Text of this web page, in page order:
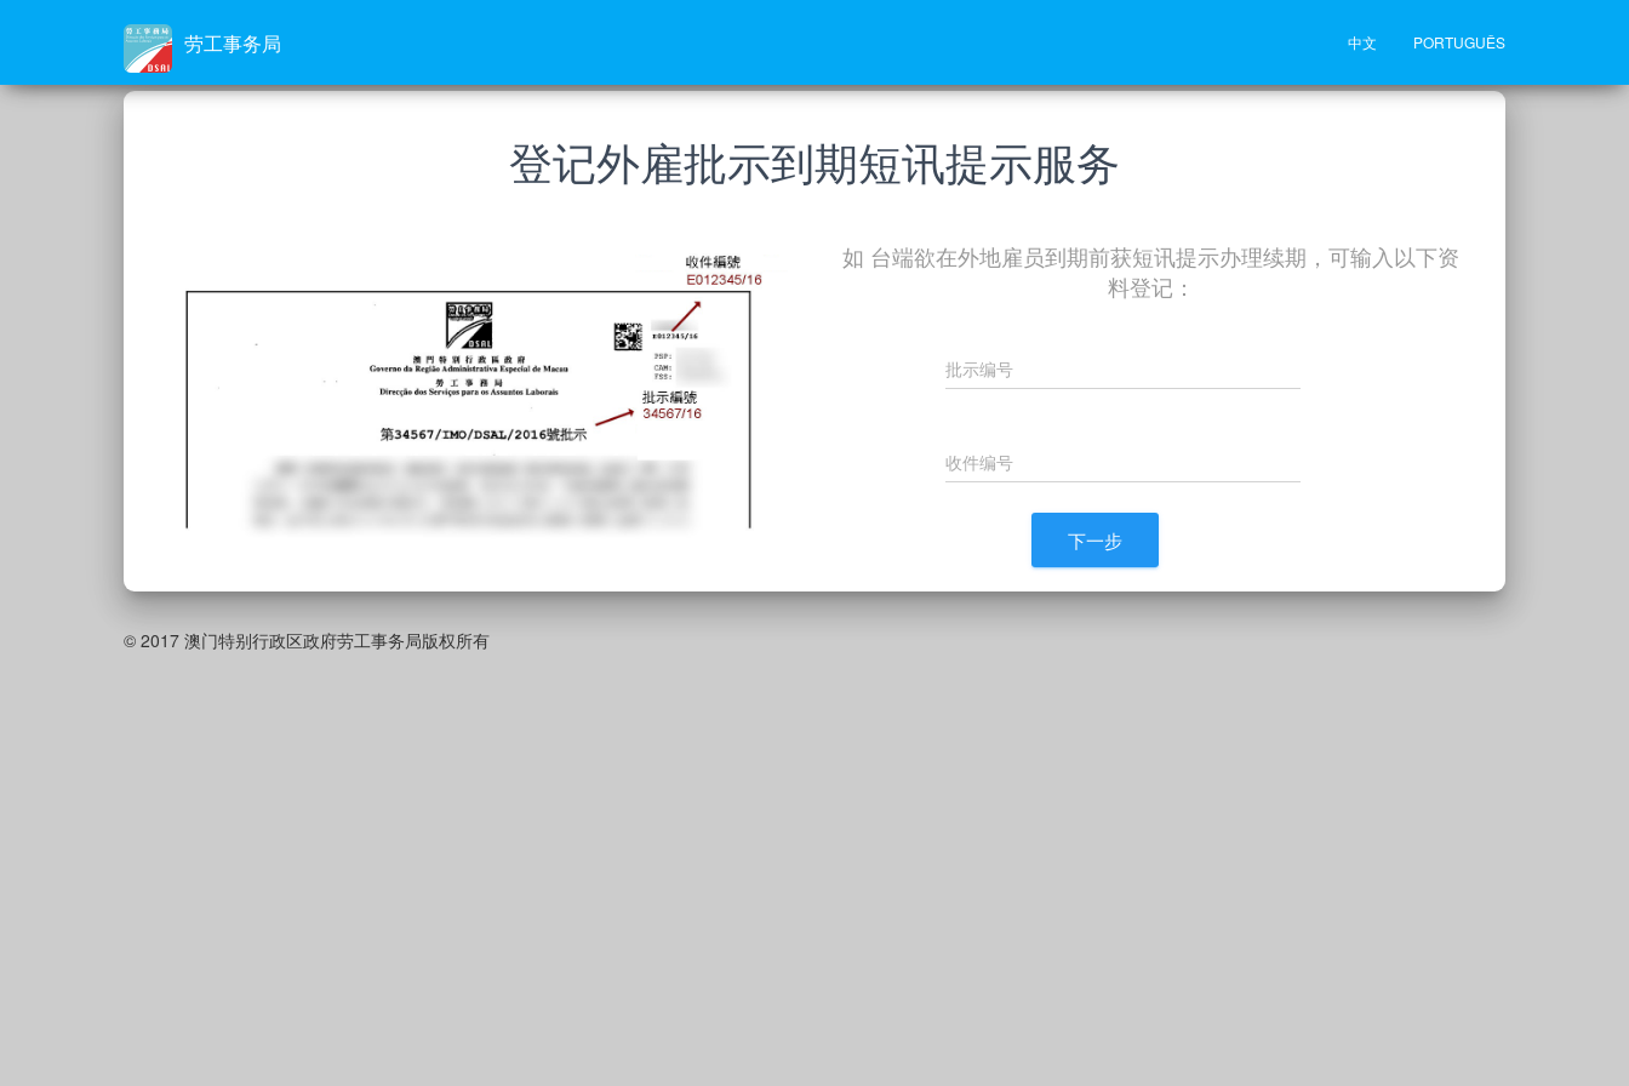
劳工事务局 中文 PORTUGUÊS
登记外雇批示到期短讯提示服务
如 台端欲在外地雇员到期前获短讯提示办理续期，可输入以下资
料登记：
批示编号
收件编号
下一步
© 2017 澳门特别行政区政府劳工事务局版权所有